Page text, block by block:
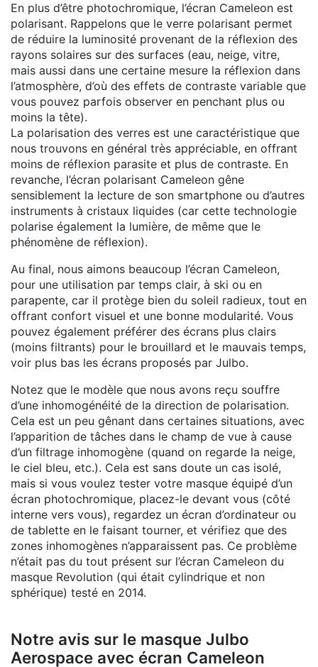
En plus d’être photochromique, l’écran Cameleon est
polarisant. Rappelons que le verre polarisant permet
de réduire la luminosité provenant de la réflexion des
rayons solaires sur des surfaces (eau, neige, vitre,
mais aussi dans une certaine mesure la réflexion dans
l’atmosphère, d’où des effets de contraste variable que
vous pouvez parfois observer en penchant plus ou
moins la tête).
La polarisation des verres est une caractéristique que
nous trouvons en général très appréciable, en offrant
moins de réflexion parasite et plus de contraste. En
revanche, l’écran polarisant Cameleon gêne
sensiblement la lecture de son smartphone ou d’autres
instruments à cristaux liquides (car cette technologie
polarise également la lumière, de même que le
phénomène de réflexion).
Au final, nous aimons beaucoup l’écran Cameleon,
pour une utilisation par temps clair, à ski ou en
parapente, car il protège bien du soleil radieux, tout en
offrant confort visuel et une bonne modularité. Vous
pouvez également préférer des écrans plus clairs
(moins filtrants) pour le brouillard et le mauvais temps,
voir plus bas les écrans proposés par Julbo.
Notez que le modèle que nous avons reçu souffre
d’une inhomogénéité de la direction de polarisation.
Cela est un peu gênant dans certaines situations, avec
l’apparition de tâches dans le champ de vue à cause
d’un filtrage inhomogène (quand on regarde la neige,
le ciel bleu, etc.). Cela est sans doute un cas isolé,
mais si vous voulez tester votre masque équipé d’un
écran photochromique, placez-le devant vous (côté
interne vers vous), regardez un écran d’ordinateur ou
de tablette en le faisant tourner, et vérifiez que des
zones inhomogènes n’apparaissent pas. Ce problème
n’était pas du tout présent sur l’écran Cameleon du
masque Revolution (qui était cylindrique et non
sphérique) testé en 2014.
Notre avis sur le masque Julbo
Aerospace avec écran Cameleon